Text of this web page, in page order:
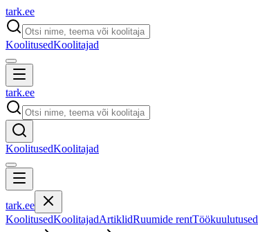
tark.ee
KoolitusedKoolitajad
tark.ee
KoolitusedKoolitajad
tark.ee
KoolitusedKoolitajadArtiklidRuumide rentTöökuulutused